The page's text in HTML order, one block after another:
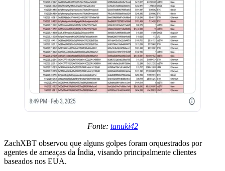
Fonte: tanuki42
ZachXBT observou que alguns golpes foram orquestrados por
agentes de ameaças da Índia, visando principalmente clientes
baseados nos EUA.